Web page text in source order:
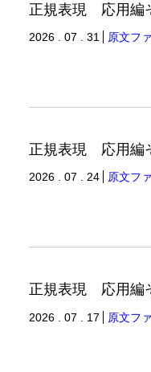
正規表現 応用編
2026 . 07 . 31 原文フ
2026 . 07 . 24 原文フ
正規表現 応用編
2026 . 07 . 17 原文フ